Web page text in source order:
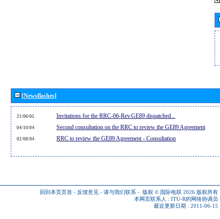
[Newsflashes]
21/06/05 Invitations for the RRC-06-Rev.GE89 dispatched...
04/10/04 Second consultation on the RRC to review the GE89 Agreement
02/08/04 RRC to review the GE89 Agreement - Consultation
回到本页页首 - 反馈意见 - 请与我们联系 - 版权 © 国际电联 2026 版权所有
本网页联系人 : ITU-R的网络协调员
最近更新日期 : 2011-06-15